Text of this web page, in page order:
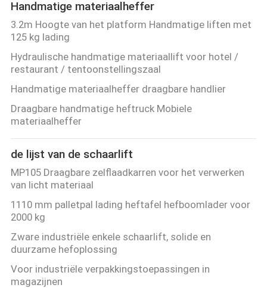
Handmatige materiaalheffer
3.2m Hoogte van het platform Handmatige liften met
125 kg lading
Hydraulische handmatige materiaallift voor hotel /
restaurant / tentoonstellingszaal
Handmatige materiaalheffer draagbare handlier
Draagbare handmatige heftruck Mobiele
materiaalheffer
de lijst van de schaarlift
MP105 Draagbare zelflaadkarren voor het verwerken
van licht materiaal
1110 mm palletpal lading heftafel hefboomlader voor
2000 kg
Zware industriële enkele schaarlift, solide en
duurzame hefoplossing
Voor industriële verpakkingstoepassingen in
magazijnen